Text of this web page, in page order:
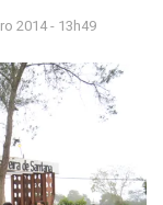
2014 - 13h49